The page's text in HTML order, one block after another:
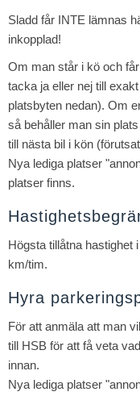
Sladd får INTE lämnas
inkopplad!
Om man står i kö och
tacka ja eller nej till
platsbyten nedan). Om
så behåller man sin
till nästa bil i kön
Nya lediga platser
platser finns.
Högsta tillåtna hastighet
km/tim.
Hyra
För att anmäla att man
till HSB för att få veta
innan.
Nya lediga platser